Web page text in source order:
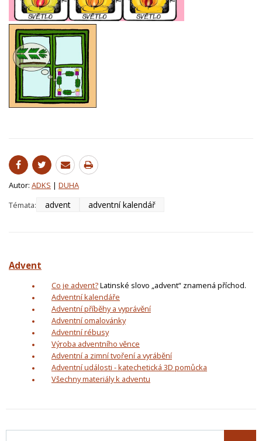
Autor: ADKS | DUHA
Témata:
advent adventní kalendář
Advent
Co je advent?Latinské slovo „advent“ znamená příchod.
Adventní kalendáře
Adventní příběhy a vyprávění
Adventní omalovánky
Adventní rébusy
Výroba adventního věnce
Adventní a zimní tvoření a vyrábění
Adventní události - katechetická 3D pomůcka
Všechny materiály k adventu